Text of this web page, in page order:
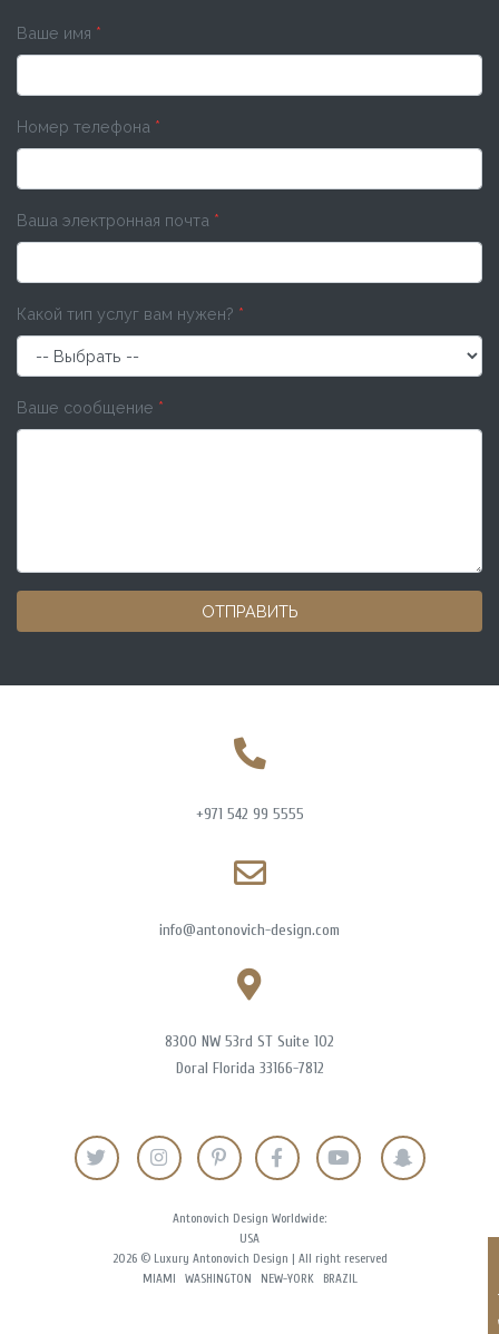
Ваше имя *
Номер телефона *
Ваша электронная почта *
Какой тип услуг вам нужен? *
Ваше сообщение *
ОТПРАВИТЬ
+971 542 99 5555
info@antonovich-design.com
8300 NW 53rd ST Suite 102
Doral Florida 33166-7812
Antonovich Design Worldwide:
USA
2026 © Luxury Antonovich Design | All right reserved
MIAMI
WASHINGTON NEW-YORK BRAZIL